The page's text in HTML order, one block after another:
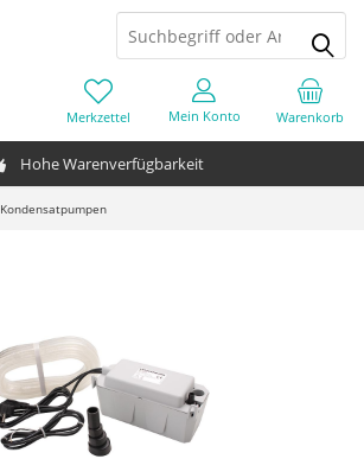
Hohe Warenverfügbarkeit
Warenkorb
Merkzettel Mein Konto
Kondensatpumpen